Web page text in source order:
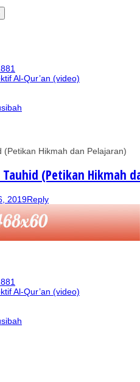
Al-Qur’an (video)
(Petikan Hikmah
2019Reply
Al-Qur’an (video)